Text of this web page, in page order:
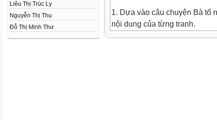
Liêu Thị Trúc Ly
Nguyễn Thị Thu
Đỗ Thị Minh Thư
1. Dựa vào câu chuyện Bà tổ
nội dung của từng tranh.